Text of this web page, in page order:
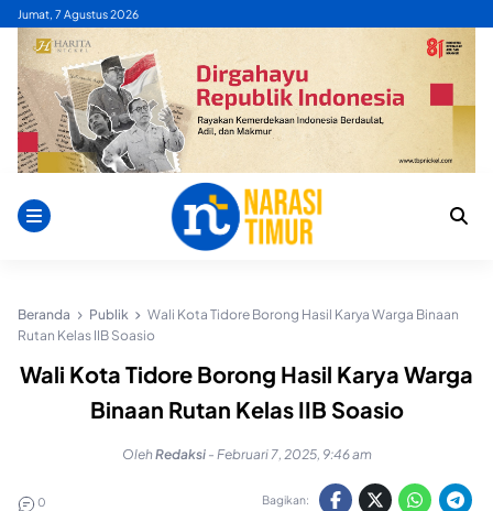
Skip
content
Jumat, 7 Agustus 2026
Beranda Publik
Wali Kota Tidore Borong Hasil Karya Warga Binaan
Rutan Kelas IIB Soasio
Wali Kota Tidore Borong Hasil Karya Warga
Binaan Rutan Kelas IIB Soasio
OlehRedaksi - Februari 7, 2025, 9:46 am
0 Bagikan: